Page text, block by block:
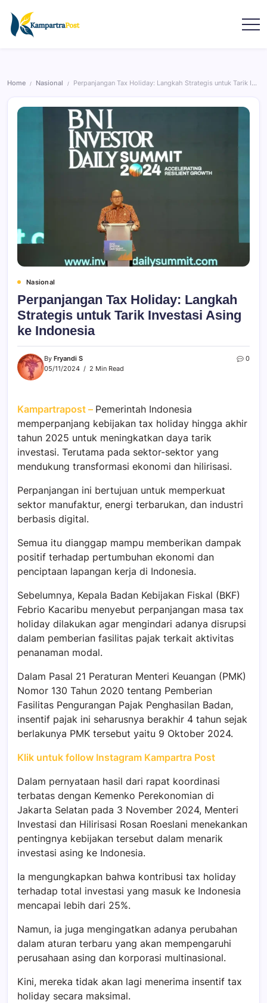
Home / Nasional / Perpanjangan Tax Holiday: Langkah Strategis untuk Tarik Investasi Asing ke Indonesia
Nasional
Perpanjangan Tax Holiday: Langkah
Strategis untuk Tarik Investasi Asing
ke Indonesia
By Fryandi S
05/11/2024
2 Min Read
0
Kampartrapost – Pemerintah Indonesia
memperpanjang kebijakan tax holiday hingga akhir
tahun 2025 untuk meningkatkan daya tarik
investasi. Terutama pada sektor-sektor yang
mendukung transformasi ekonomi dan hilirisasi.
Perpanjangan ini bertujuan untuk memperkuat
sektor manufaktur, energi terbarukan, dan industri
berbasis digital.
Semua itu dianggap mampu memberikan dampak
positif terhadap pertumbuhan ekonomi dan
penciptaan lapangan kerja di Indonesia.
Sebelumnya, Kepala Badan Kebijakan Fiskal (BKF)
Febrio Kacaribu menyebut perpanjangan masa tax
holiday dilakukan agar mengindari adanya disrupsi
dalam pemberian fasilitas pajak terkait aktivitas
penanaman modal.
Dalam Pasal 21 Peraturan Menteri Keuangan (PMK)
Nomor 130 Tahun 2020 tentang Pemberian
Fasilitas Pengurangan Pajak Penghasilan Badan,
insentif pajak ini seharusnya berakhir 4 tahun sejak
berlakunya PMK tersebut yaitu 9 Oktober 2024.
Klik untuk follow Instagram Kampartra Post
Dalam pernyataan hasil dari rapat koordinasi
terbatas dengan Kemenko Perekonomian di
Jakarta Selatan pada 3 November 2024, Menteri
Investasi dan Hilirisasi Rosan Roeslani menekankan
pentingnya kebijakan tersebut dalam menarik
investasi asing ke Indonesia.
Ia mengungkapkan bahwa kontribusi tax holiday
terhadap total investasi yang masuk ke Indonesia
mencapai lebih dari 25%.
Namun, ia juga mengingatkan adanya perubahan
dalam aturan terbaru yang akan mempengaruhi
perusahaan asing dan korporasi multinasional.
Kini, mereka tidak akan lagi menerima insentif tax
holiday secara maksimal.